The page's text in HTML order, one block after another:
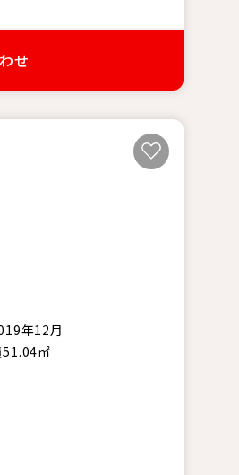
せ
年12月
51.04㎡